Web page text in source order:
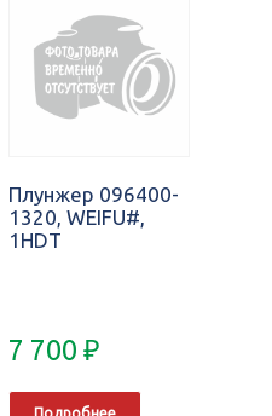
Плунжер 096400-
1320, WEIFU#,
1HDT
7 700₽
Подробнее